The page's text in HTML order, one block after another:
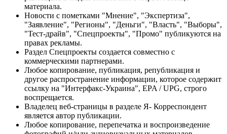
материала.
Новости с пометками "Мнение", "Экспертиза",
"Заявление", "Регионы", "Деньги", "Власть", "Выборы",
"Тест-драйв", "Спецпроекты", "Промо" публикуются на
правах рекламы.
Раздел Спецпроекты создается совместно с
коммерческими партнерами.
Любое копирование, публикация, републикация и
другое распространение информации, которое содержит
ссылку на "Интерфакс-Украина", EPA / UPG, строго
воспрещается.
Владелец веб-страницы в разделе Я- Корреспондент
является автор публикации.
Любое копирование, перепечатка и воспроизведение